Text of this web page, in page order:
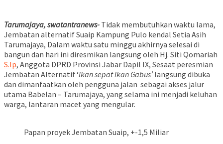
Tarumajaya, swatantranews- Tidak membutuhkan waktu lama,
Jembatan alternatif Suaip Kampung Pulo kendal Setia Asih
Tarumajaya, Dalam waktu satu minggu akhirnya selesai di
bangun dan hari ini diresmikan langsung oleh Hj. Siti Qomariah
S.Ip, Anggota DPRD Provinsi Jabar Dapil IX, Sesaat peresmian
Jembatan Alternatif ‘Ikan sepat Ikan Gabus’ langsung dibuka
dan dimanfaatkan oleh pengguna jalan sebagai akses jalur
utama Babelan – Tarumajaya, yang selama ini menjadi keluhan
warga, lantaran macet yang mengular.
Papan proyek Jembatan Suaip, +-1,5 Miliar